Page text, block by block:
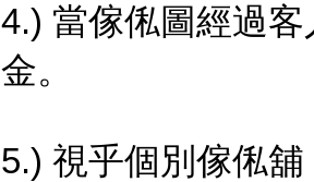
4.) 當傢俬圖經過
金。
5.) 視乎個別傢俬